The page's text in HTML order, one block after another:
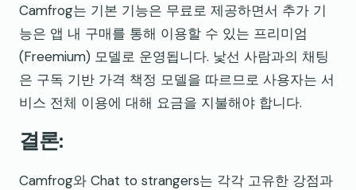
Camfrog는 기본 기능은 무료로 제공하면서 추가 기
능은 앱 내 구매를 통해 이용할 수 있는 프리미엄
(Freemium) 모델로 운영됩니다. 낯선 사람과의 채팅
은 구독 기반 가격 책정 모델을 따르므로 사용자는 서
비스 전체 이용에 대해 요금을 지불해야 합니다.
결론:
Camfrog와 Chat to strangers는 각각 고유한 강점과